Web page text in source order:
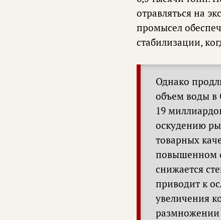
отравляться на
промысел
стабилизации,
Однако
объем воды в
19
оскудению
товарных
повышенном
снижается
приводит к
увеличения
размножении